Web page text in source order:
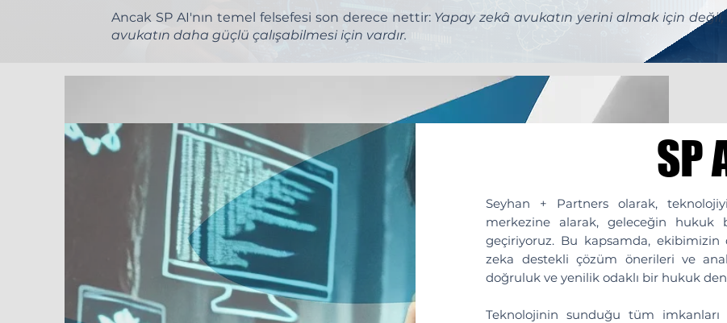
Ancak SP AI'nın temel felsefesi son derece nettir: Yapay zekâ avukatın yerini almak için değil,
avukatın daha güçlü çalışabilmesi için vardır.
SP
SP
Seyhan + Partners olarak,
merkezine alarak, geleceğin hukuk
geçiriyoruz. Bu kapsamda,
zeka destekli çözüm önerileri ve
doğruluk ve yenilik odaklı bir hukuk
Teknolojinin sunduğu tüm